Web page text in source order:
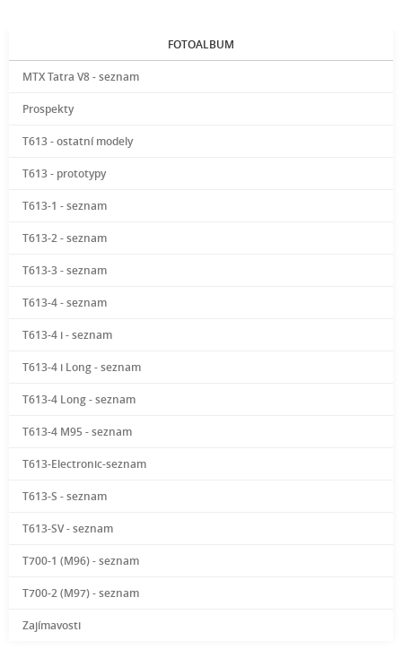
FOTOALBUM
MTX Tatra V8 - seznam
Prospekty
T613 - ostatní modely
T613 - prototypy
T613-1 - seznam
T613-2 - seznam
T613-3 - seznam
T613-4 - seznam
T613-4 i - seznam
T613-4 i Long - seznam
T613-4 Long - seznam
T613-4 M95 - seznam
T613-Electronic-seznam
T613-S - seznam
T613-SV - seznam
T700-1 (M96) - seznam
T700-2 (M97) - seznam
Zajímavosti